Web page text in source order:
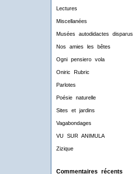
Lectures
Miscellanées
Musées autodidactes disparus
Nos amies les bêtes
Ogni pensiero vola
Oniric Rubric
Parlotes
Poésie naturelle
Sites et jardins
Vagabondages
VU SUR ANIMULA
Zizique
Commentaires récents